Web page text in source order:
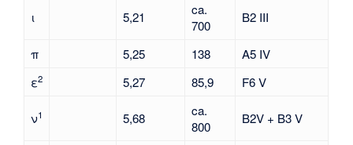
ι 5,21
ca.
700
B2 III
π 5,25 138
A5 IV
ε2 5,27 85,9 F6 V
ν1 5,68
ca.
800
B2V + B3 V